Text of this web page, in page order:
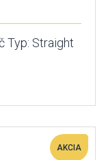
Typ: Straight
AKCIA